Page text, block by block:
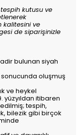
tespih kutusu ve
kalitesini ve
de siparişinizle
bulunan siyah
sonucunda oluşmuş
ve heykel
yüzyıldan itibaren
tespih,
bilezik gibi birçok